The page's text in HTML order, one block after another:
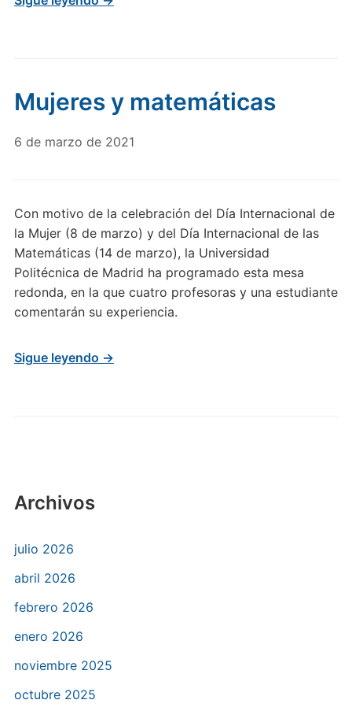
Archivos
julio 2026
abril 2026
febrero 2026
enero 2026
noviembre 2025
octubre 2025
Mujeres y matemáticas
6 de marzo de 2021
Con motivo de la celebración del Día Internacional de
la Mujer (8 de marzo) y del Día Internacional de las
Matemáticas (14 de marzo), la Universidad
Politécnica de Madrid ha programado esta mesa
redonda, en la que cuatro profesoras y una estudiante
comentarán su experiencia.
Sigue leyendo →